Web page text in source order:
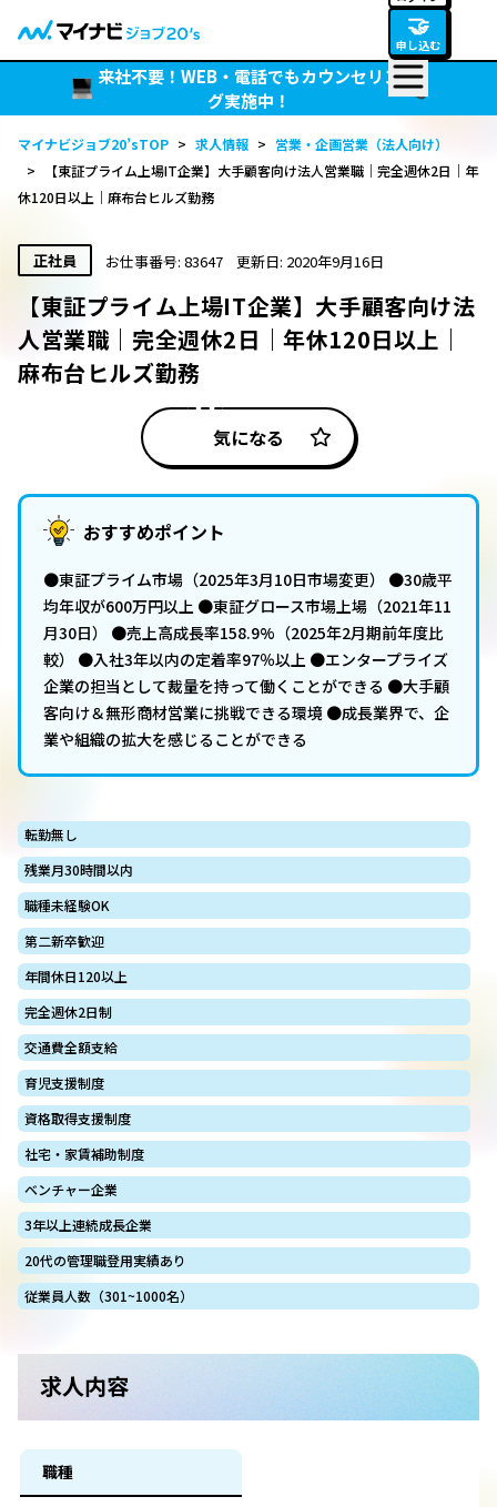
🤝
申し込む
来社不要！WEB・電話でもカウンセリン
グ実施中！
マイナビジョブ20’sTOP > 求人情報 > 営業・企画営業（法人向け）
>
【東証プライム上場IT企業】大手顧客向け法人営業職｜完全週休2日｜年
休120日以上｜麻布台ヒルズ勤務
正社員 お仕事番号: 83647 更新日: 2020年9月16日
【東証プライム上場IT企業】大手顧客向け法
人営業職｜完全週休2日｜年休120日以上｜
麻布台ヒルズ勤務
気になる
おすすめポイント
●東証プライム市場（2025年3月10日市場変更） ●30歳平
均年収が600万円以上 ●東証グロース市場上場（2021年11
月30日） ●売上高成長率158.9%（2025年2月期前年度比
較） ●入社3年以内の定着率97％以上 ●エンタープライズ
企業の担当として裁量を持って働くことができる ●大手顧
客向け＆無形商材営業に挑戦できる環境 ●成長業界で、企
業や組織の拡大を感じることができる
転勤無し
残業月30時間以内
職種未経験OK
第二新卒歓迎
年間休日120以上
完全週休2日制
交通費全額支給
育児支援制度
資格取得支援制度
社宅・家賃補助制度
ベンチャー企業
3年以上連続成長企業
20代の管理職登用実績あり
従業員人数（301~1000名）
求人内容
職種